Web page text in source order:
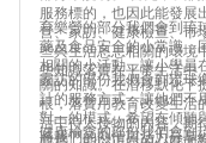
服務標的，也因此能發展
營、家訪、健康檢查、市
些與生活息息相關的環境
些知識落實在平常生活中
育樂營的部分我們會到琉
藥及食品安全的小常識，
相關的小活動，讓小學員
關的知識。在潛移默化下
根，落實用教育改變生活
活中待人接物的內容，期
家訪的部份我們會到琉球
計的服務方式，讓他們不
對一的模式，希望在傾聽
將我們的熱情與活力分享
健康檢查的部份我們會到